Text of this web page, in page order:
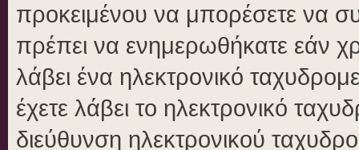
προκειμένου να μπορέσετε να
πρέπει να ενημερωθήκατε εάν
λάβει ένα ηλεκτρονικό
έχετε λάβει το ηλεκτρονικό
διεύθυνση ηλεκτρονικού